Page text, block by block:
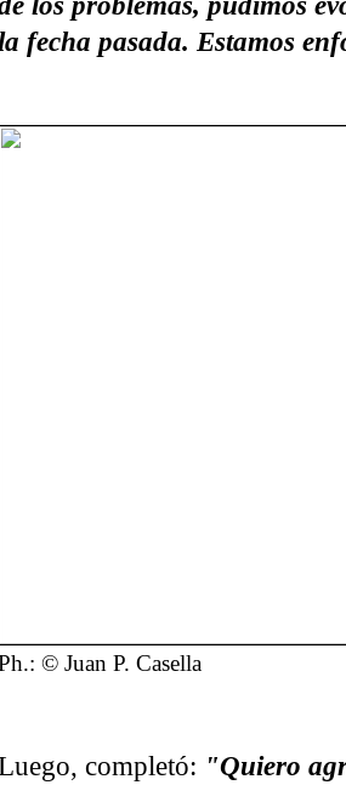
fecha pasada. Estamos
© Juan P. Casella
completó: "Quiero